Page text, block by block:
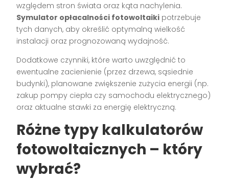
względem stron świata oraz kąta nachylenia.
Symulator opłacalności fotowoltaiki potrzebuje
tych danych, aby określić optymalną wielkość
instalacji oraz prognozowaną wydajność.
Dodatkowe czynniki, które warto uwzględnić to
ewentualne zacienienie (przez drzewa, sąsiednie
budynki), planowane zwiększenie zużycia energii (np.
zakup pompy ciepła czy samochodu elektrycznego)
oraz aktualne stawki za energię elektryczną.
Różne typy kalkulatorów
fotowoltaicznych – który
wybrać?